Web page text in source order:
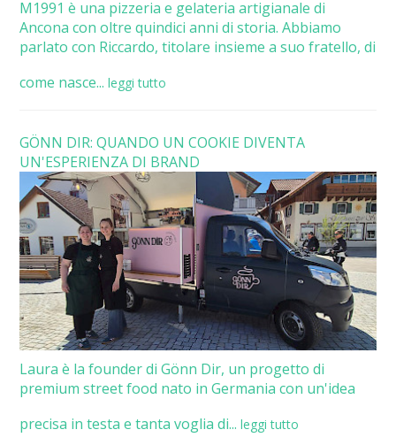
M1991 è una pizzeria e gelateria artigianale di
Ancona con oltre quindici anni di storia. Abbiamo
parlato con Riccardo, titolare insieme a suo fratello, di
come nasce... leggi tutto
GÖNN DIR: QUANDO UN COOKIE DIVENTA
UN'ESPERIENZA DI BRAND
Laura è la founder di Gönn Dir, un progetto di
premium street food nato in Germania con un'idea
precisa in testa e tanta voglia di... leggi tutto